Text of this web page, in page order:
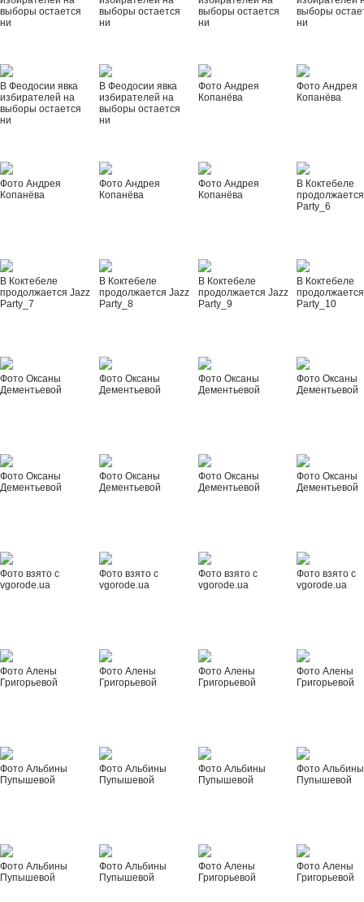
выборы остается
ни
выборы остается
ни
выборы остается
ни
выборы
ни
В Феодосии явка
избирателей на
выборы остается
ни
В Феодосии явка
избирателей на
выборы остается
ни
Фото Андрея
Копанёва
Фото Андрея
Копанёва
Фото Андрея
Копанёва
Фото Андрея
Копанёва
Фото Андрея
Копанёва
В Коктебеле
Party_6
В Коктебеле
продолжается Jazz
Party_7
В Коктебеле
продолжается Jazz
Party_8
В Коктебеле
продолжается Jazz
Party_9
В Коктебеле
Party_10
Фото Оксаны
Дементьевой
Фото Оксаны
Дементьевой
Фото Оксаны
Дементьевой
Фото Оксаны
Дементьевой
Фото Оксаны
Дементьевой
Фото Оксаны
Дементьевой
Фото Оксаны
Дементьевой
Фото Оксаны
Дементьевой
Фото взято с
vgorode.ua
Фото взято с
vgorode.ua
Фото взято с
vgorode.ua
Фото взято с
vgorode.ua
Фото Алены
Григорьевой
Фото Алены
Григорьевой
Фото Алены
Григорьевой
Фото Алены
Григорьевой
Фото Альбины
Пупышевой
Фото Альбины
Пупышевой
Фото Альбины
Пупышевой
Фото Альбины
Пупышевой
Фото Альбины
Пупышевой
Фото Альбины
Пупышевой
Фото Алены
Григорьевой
Фото Алены
Григорьевой